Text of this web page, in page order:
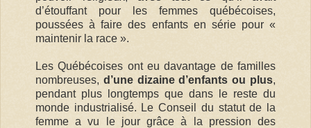
d’étouffant pour les femmes québécoises,
poussées à faire des enfants en série pour «
maintenir la race ».
Les Québécoises ont eu davantage de familles
nombreuses, d’une dizaine d’enfants ou plus,
pendant plus longtemps que dans le reste du
monde industrialisé. Le Conseil du statut de la
femme a vu le jour grâce à la pression des